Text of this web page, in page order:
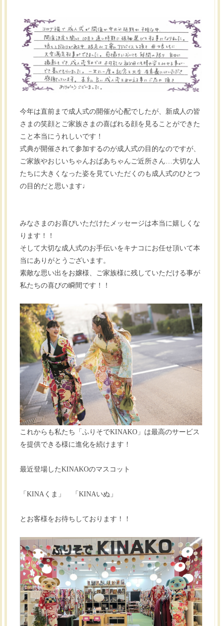
今年は直前まで成人式の開催が心配でしたが、新成人の皆
さまの笑顔とご家族さまの喜ばれる顔を見ることができた
こと本当にうれしいです！
式典が開催されて参加するのが成人式の目的なのですが、
ご家族やおじいちゃんおばあちゃんご近所さん…大切な人
たちに大きくなった姿を見ていただくのも成人式のひとつ
の目的だと思います♩
みなさまのお喜びいただけたメッセージは本当に嬉しくな
ります！！
そして大切な成人式のお手伝いをキナコにお任せ頂いて本
当にありがとうございます。
素敵な思い出をお嬢様、ご家族様に残していただける事が
私たちの喜びの瞬間です！！
これからも私たち「ふりそでKINAKO」は最高のサービス
を提供できる様に進化を続けます！
最近登場したKINAKOのマスコット
「KINAくま」 「KINAいぬ」
とお客様をお待ちしております！！